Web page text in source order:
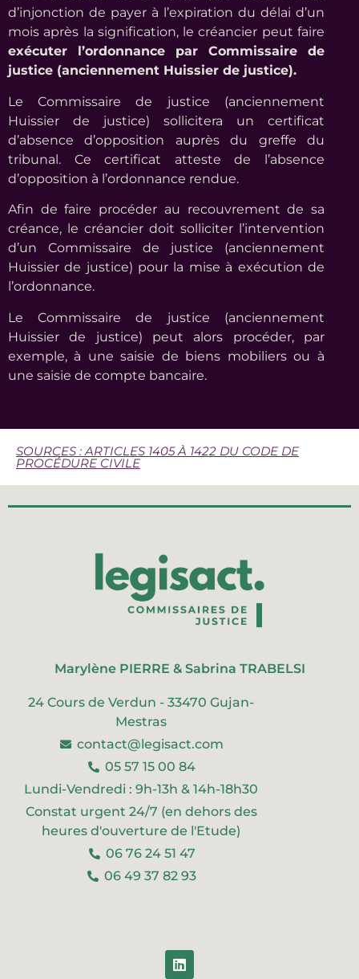
d’injonction de payer à l’expiration du délai d’un
mois après la signification, le créancier peut faire
exécuter l’ordonnance par Commissaire de
justice (anciennement Huissier de justice).
Le Commissaire de justice (anciennement
Huissier de justice) sollicitera un certificat
d’absence d’opposition auprès du greffe du
tribunal. Ce certificat atteste de l’absence
d’opposition à l’ordonnance rendue.
Afin de faire procéder au recouvrement de sa
créance, le créancier doit solliciter l’intervention
d’un Commissaire de justice (anciennement
Huissier de justice) pour la mise à exécution de
l’ordonnance.
Le Commissaire de justice (anciennement
Huissier de justice) peut alors procéder, par
exemple, à une saisie de biens mobiliers ou à
une saisie de compte bancaire.
SOURCES : ARTICLES 1405 À 1422 DU CODE DE
PROCÉDURE CIVILE
Marylène PIERRE & Sabrina TRABELSI
24 Cours de Verdun - 33470 Gujan-
Mestras
contact@legisact.com
05 57 15 00 84
Lundi-Vendredi : 9h-13h & 14h-18h30
Constat urgent 24/7 (en dehors des
heures d'ouverture de l'Etude)
06 76 24 51 47
06 49 37 82 93